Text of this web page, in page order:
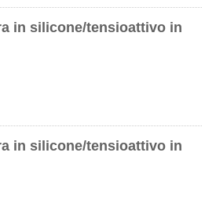
in silicone/tensioattivo in
in silicone/tensioattivo in